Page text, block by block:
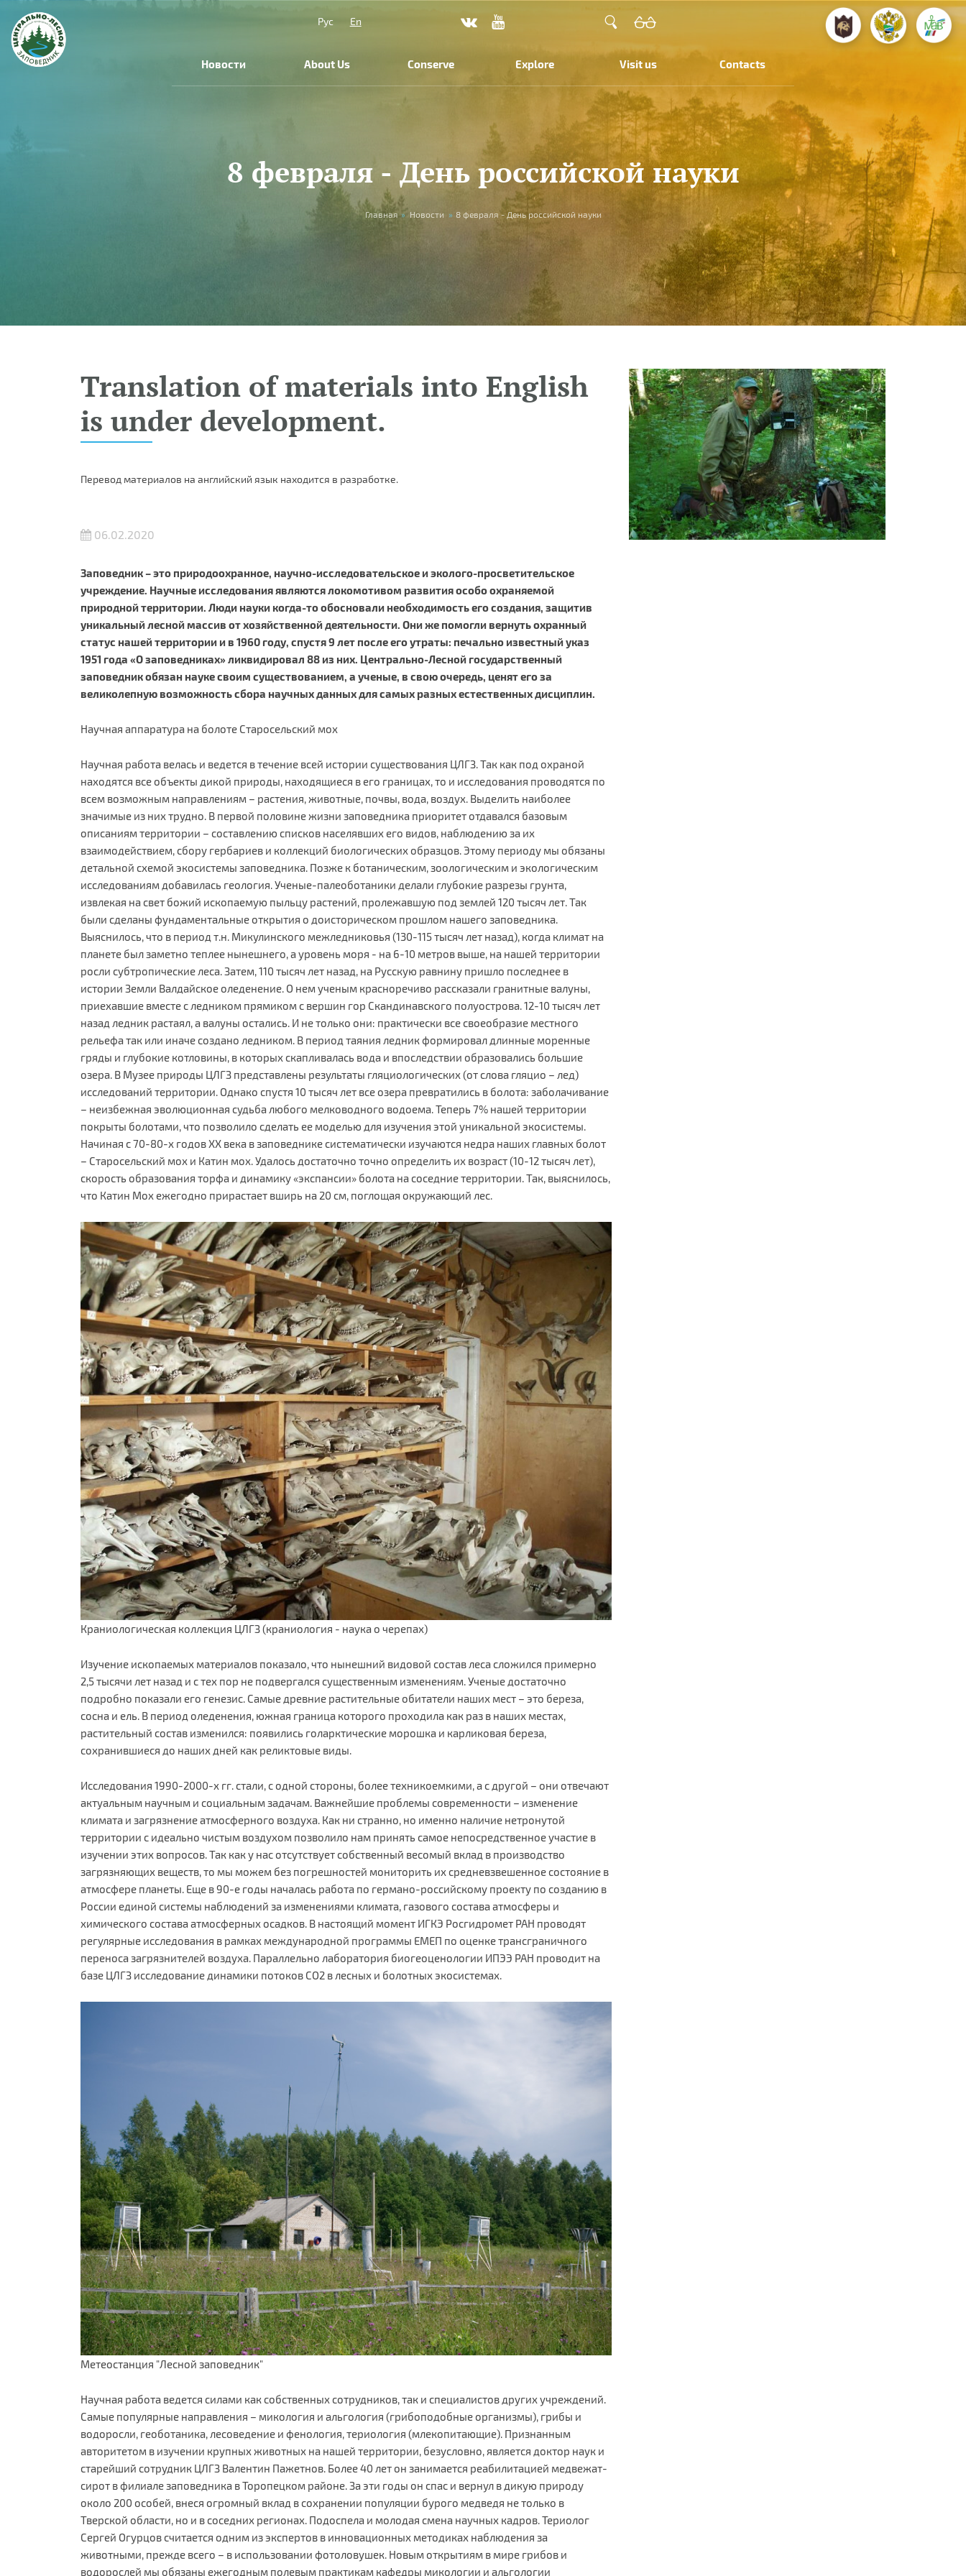
Рус
En
Новости About Us Conserve Explore Visit us Contacts
8 февраля - День российской науки
Главная » Новости » 8 февраля - День российской науки
Translation of materials into English
is under development.
Перевод материалов на английский язык находится в разработке.
06.02.2020
Заповедник – это природоохранное, научно-исследовательское и эколого-просветительское
учреждение. Научные исследования являются локомотивом развития особо охраняемой
природной территории. Люди науки когда-то обосновали необходимость его создания, защитив
уникальный лесной массив от хозяйственной деятельности. Они же помогли вернуть охранный
статус нашей территории и в 1960 году, спустя 9 лет после его утраты: печально известный указ
1951 года «О заповедниках» ликвидировал 88 из них. Центрально-Лесной государственный
заповедник обязан науке своим существованием, а ученые, в свою очередь, ценят его за
великолепную возможность сбора научных данных для самых разных естественных дисциплин.
Научная аппаратура на болоте Старосельский мох
Научная работа велась и ведется в течение всей истории существования ЦЛГЗ. Так как под охраной
находятся все объекты дикой природы, находящиеся в его границах, то и исследования проводятся по
всем возможным направлениям – растения, животные, почвы, вода, воздух. Выделить наиболее
значимые из них трудно. В первой половине жизни заповедника приоритет отдавался базовым
описаниям территории – составлению списков населявших его видов, наблюдению за их
взаимодействием, сбору гербариев и коллекций биологических образцов. Этому периоду мы обязаны
детальной схемой экосистемы заповедника. Позже к ботаническим, зоологическим и экологическим
исследованиям добавилась геология. Ученые-палеоботаники делали глубокие разрезы грунта,
извлекая на свет божий ископаемую пыльцу растений, пролежавшую под землей 120 тысяч лет. Так
были сделаны фундаментальные открытия о доисторическом прошлом нашего заповедника.
Выяснилось, что в период т.н. Микулинского межледниковья (130-115 тысяч лет назад), когда климат на
планете был заметно теплее нынешнего, а уровень моря - на 6-10 метров выше, на нашей территории
росли субтропические леса. Затем, 110 тысяч лет назад, на Русскую равнину пришло последнее в
истории Земли Валдайское оледенение. О нем ученым красноречиво рассказали гранитные валуны,
приехавшие вместе с ледником прямиком с вершин гор Скандинавского полуострова. 12-10 тысяч лет
назад ледник растаял, а валуны остались. И не только они: практически все своеобразие местного
рельефа так или иначе создано ледником. В период таяния ледник формировал длинные моренные
гряды и глубокие котловины, в которых скапливалась вода и впоследствии образовались большие
озера. В Музее природы ЦЛГЗ представлены результаты гляциологических (от слова гляцио – лед)
исследований территории. Однако спустя 10 тысяч лет все озера превратились в болота: заболачивание
– неизбежная эволюционная судьба любого мелководного водоема. Теперь 7% нашей территории
покрыты болотами, что позволило сделать ее моделью для изучения этой уникальной экосистемы.
Начиная с 70-80-х годов ХХ века в заповеднике систематически изучаются недра наших главных болот
– Старосельский мох и Катин мох. Удалось достаточно точно определить их возраст (10-12 тысяч лет),
скорость образования торфа и динамику «экспансии» болота на соседние территории. Так, выяснилось,
что Катин Мох ежегодно прирастает вширь на 20 см, поглощая окружающий лес.
Краниологическая коллекция ЦЛГЗ (краниология - наука о черепах)
Изучение ископаемых материалов показало, что нынешний видовой состав леса сложился примерно
2,5 тысячи лет назад и с тех пор не подвергался существенным изменениям. Ученые достаточно
подробно показали его генезис. Самые древние растительные обитатели наших мест – это береза,
сосна и ель. В период оледенения, южная граница которого проходила как раз в наших местах,
растительный состав изменился: появились голарктические морошка и карликовая береза,
сохранившиеся до наших дней как реликтовые виды.
Исследования 1990-2000-х гг. стали, с одной стороны, более техникоемкими, а с другой – они отвечают
актуальным научным и социальным задачам. Важнейшие проблемы современности – изменение
климата и загрязнение атмосферного воздуха. Как ни странно, но именно наличие нетронутой
территории с идеально чистым воздухом позволило нам принять самое непосредственное участие в
изучении этих вопросов. Так как у нас отсутствует собственный весомый вклад в производство
загрязняющих веществ, то мы можем без погрешностей мониторить их средневзвешенное состояние в
атмосфере планеты. Еще в 90-е годы началась работа по германо-российскому проекту по созданию в
России единой системы наблюдений за изменениями климата, газового состава атмосферы и
химического состава атмосферных осадков. В настоящий момент ИГКЭ Росгидромет РАН проводят
регулярные исследования в рамках международной программы ЕМЕП по оценке трансграничного
переноса загрязнителей воздуха. Параллельно лаборатория биогеоценологии ИПЭЭ РАН проводит на
базе ЦЛГЗ исследование динамики потоков СО2 в лесных и болотных экосистемах.
Метеостанция "Лесной заповедник"
Научная работа ведется силами как собственных сотрудников, так и специалистов других учреждений.
Самые популярные направления – микология и альгология (грибоподобные организмы), грибы и
водоросли, геоботаника, лесоведение и фенология, териология (млекопитающие). Признанным
авторитетом в изучении крупных животных на нашей территории, безусловно, является доктор наук и
старейший сотрудник ЦЛГЗ Валентин Пажетнов. Более 40 лет он занимается реабилитацией медвежат-
сирот в филиале заповедника в Торопецком районе. За эти годы он спас и вернул в дикую природу
около 200 особей, внеся огромный вклад в сохранении популяции бурого медведя не только в
Тверской области, но и в соседних регионах. Подоспела и молодая смена научных кадров. Териолог
Сергей Огурцов считается одним из экспертов в инновационных методиках наблюдения за
животными, прежде всего – в использовании фотоловушек. Новым открытиям в мире грибов и
водорослей мы обязаны ежегодным полевым практикам кафедры микологии и альгологии